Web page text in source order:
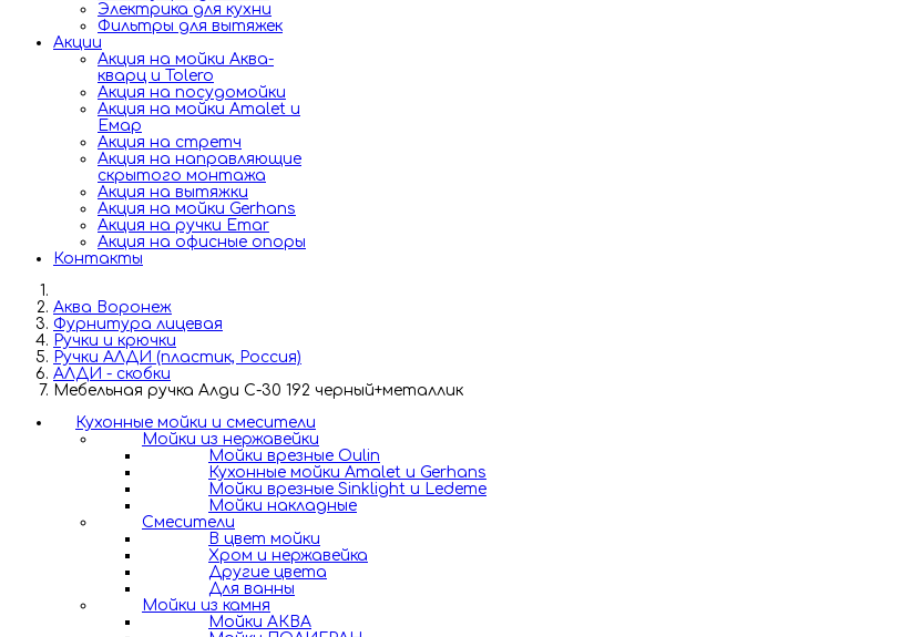
Электрика для кухни
Фильтры для вытяжек
Акции
Акция на мойки Аква-
кварц и Tolero
Акция на посудомойки
Акция на мойки Amalet и
Емар
Акция на стретч
Акция на направляющие
скрытого монтажа
Акция на вытяжки
Акция на мойки Gerhans
Акция на ручки Emar
Акция на офисные опоры
Контакты
Аква Воронеж
Фурнитура лицевая
Ручки и крючки
Ручки АЛДИ (пластик, Россия)
АЛДИ - скобки
Мебельная ручка Алди С-30 192 черный+металлик
Кухонные мойки и смесители
Мойки из нержавейки
Мойки врезные Oulin
Кухонные мойки Amalet и Gerhans
Мойки врезные Sinklight и Ledeme
Мойки накладные
Смесители
В цвет мойки
Хром и нержавейка
Другие цвета
Для ванны
Мойки из камня
Мойки АКВА